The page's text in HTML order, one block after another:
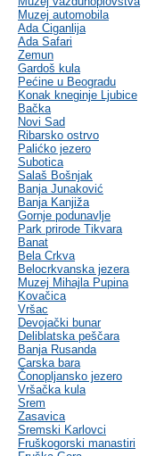
Muzej automobila
Ada Ciganlija
Ada Safari
Zemun
Gardoš kula
Pećine u Beogradu
Konak kneginje Ljubice
Bačka
Novi Sad
Ribarsko ostrvo
Palićko jezero
Subotica
Salaš Bošnjak
Banja Junaković
Banja Kanjiža
Gornje podunavlje
Park prirode Tikvara
Banat
Bela Crkva
Belocrkvanska jezera
Muzej Mihajla Pupina
Kovačica
Vršac
Devojački bunar
Deliblatska peščara
Banja Rusanda
Carska bara
Čonopljansko jezero
Vršačka kula
Srem
Zasavica
Sremski Karlovci
Fruškogorski manastiri